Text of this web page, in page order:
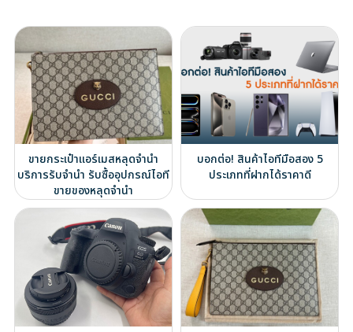
ขายกระเป๋าแอร์เมสหลุดจำนำ
บริการรับจำนำ รับซื้ออุปกรณ์ไอที
ขายของหลุดจำนำ
บอกต่อ! สินค้าไอทีมือสอง 5
ประเภทที่ฝากได้ราคาดี